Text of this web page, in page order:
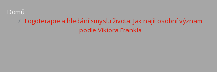
Domů
Logoterapie a hledání smyslu života: Jak najít osobní význam
podle Viktora Frankla